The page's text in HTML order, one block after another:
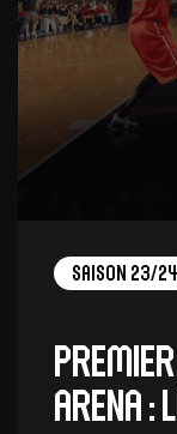
Saison 23/24
arena :